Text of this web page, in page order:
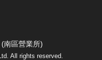
南區營業所)
All rights reserved.